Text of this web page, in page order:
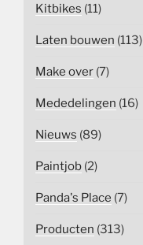
Kitbikes (11)
Laten bouwen (113)
Make over (7)
Mededelingen (16)
Nieuws (89)
Paintjob (2)
Panda's Place (7)
Producten (313)